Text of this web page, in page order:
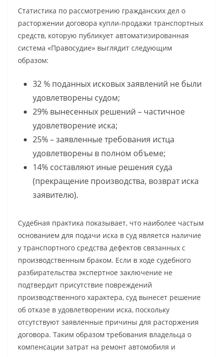
Статистика по рассмотрению гражданских дел о
расторжении договора купли-продажи транспортных
средств, которую публикует автоматизированная
система «Правосудие» выглядит следующим
образом:
32 % поданных исковых заявлений не были
удовлетворены судом;
29% вынесенных решений – частичное
удовлетворение иска;
25% – заявленные требования истца
удовлетворены в полном объеме;
14% составляют иные решения суда
(прекращение производства, возврат иска
заявителю).
Судебная практика показывает, что наиболее частым
основанием для подачи иска в суд является наличие
у транспортного средства дефектов связанных с
производственным браком. Если в ходе судебного
разбирательства экспертное заключение не
подтвердит присутствие повреждений
производственного характера, суд вынесет решение
об отказе в удовлетворении иска, поскольку
отсутствуют заявленные причины для расторжения
договора. Таким образом требования владельца о
компенсации затрат на ремонт автомобиля и